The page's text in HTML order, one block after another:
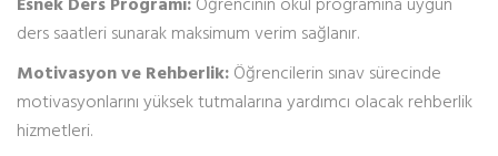
ders saatleri sunarak maksimum verim sağlanır.
Motivasyon ve Rehberlik:Öğrencilerin sınav sürecinde
motivasyonlarını yüksek tutmalarına yardımcı olacak rehberlik
hizmetleri.